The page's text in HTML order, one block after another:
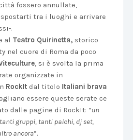
fossero annullate,
tra i luoghi e arrivare
.
al Teatro Quirinetta, storico
nel cuore di Roma da poco
, si è svolta la prima
organizzate in
RockIt dal titolo Italiani brava
essere queste serate ce
dalle pagine di RockIt: “un
gruppi, tanti palchi, dj set,
ancora”.